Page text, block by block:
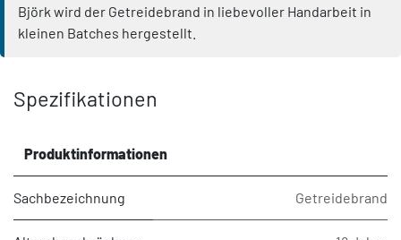
Björk wird der Getreidebrand in liebevoller Handarbeit in
kleinen Batches hergestellt.
Spezifikationen
Produktinformationen
Sachbezeichnung Getreidebrand